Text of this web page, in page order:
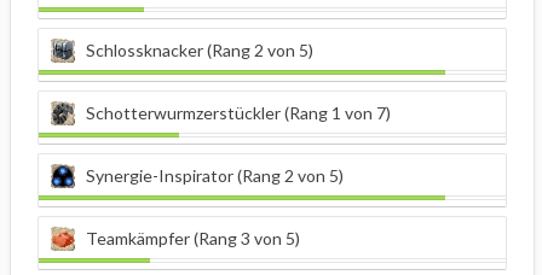
Schlossknacker (Rang 2 von 5)
Schotterwurmzerstückler (Rang 1 von 7)
Synergie-Inspirator (Rang 2 von 5)
Teamkämpfer (Rang 3 von 5)